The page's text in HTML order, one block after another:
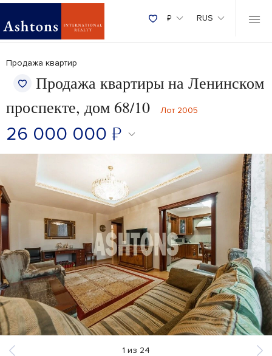
₽ RUS
Продажа квартир
Продажа квартиры на Ленинском
проспекте, дом 68/10
Лот 2005
26 000 000 ₽
1 из 24